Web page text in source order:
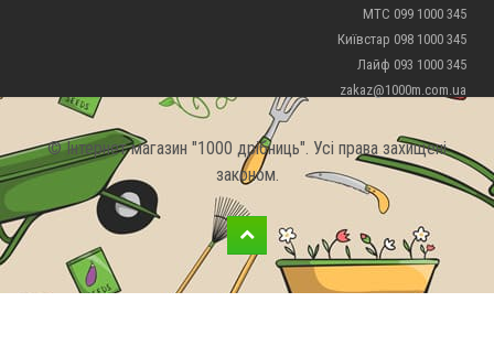
МТС 099 1000 345
Київстар 098 1000 345
Лайф 093 1000 345
zakaz@1000m.com.ua
© Інтернет магазин "1000 дрібниць". Усі права захищені
законом.